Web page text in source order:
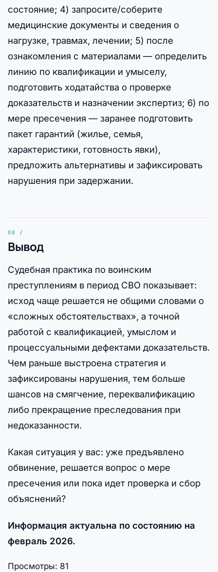
состояние; 4) запросите/соберите
медицинские документы и сведения о
нагрузке, травмах, лечении; 5) после
ознакомления с материалами — определить
линию по квалификации и умыселу,
подготовить ходатайства о проверке
доказательств и назначении экспертиз; 6) по
мере пресечения — заранее подготовить
пакет гарантий (жилье, семья,
характеристики, готовность явки),
предложить альтернативы и зафиксировать
нарушения при задержании.
Вывод
Судебная практика по воинским
преступлениям в период СВО показывает:
исход чаще решается не общими словами о
«сложных обстоятельствах», а точной
работой с квалификацией, умыслом и
процессуальными дефектами доказательств.
Чем раньше выстроена стратегия и
зафиксированы нарушения, тем больше
шансов на смягчение, переквалификацию
либо прекращение преследования при
недоказанности.
Какая ситуация у вас: уже предъявлено
обвинение, решается вопрос о мере
пресечения или пока идет проверка и сбор
объяснений?
Информация актуальна по состоянию на
февраль 2026.
Просмотры: 81